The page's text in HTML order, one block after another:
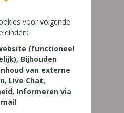
voor volgende
(functioneel
Bijhouden
van externe
Live Chat,
Informeren via
mail.